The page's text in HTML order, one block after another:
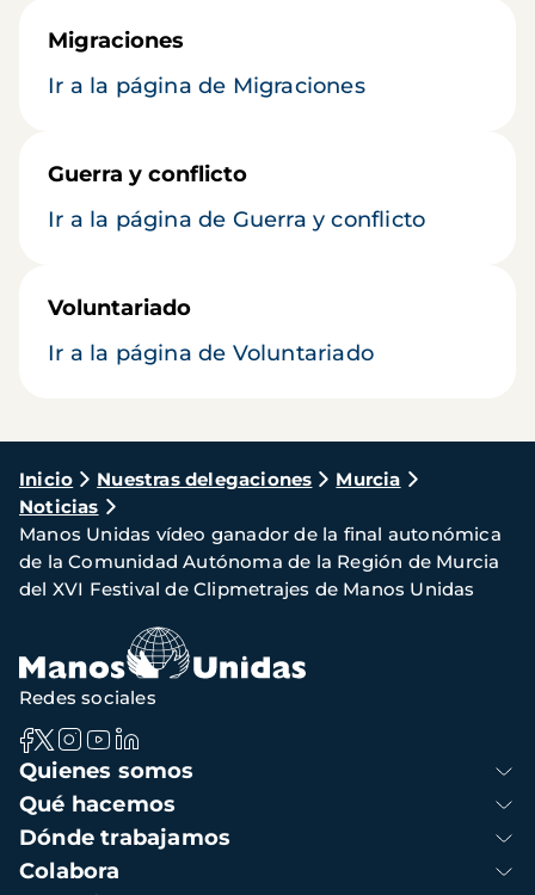
Migraciones
Ir a la página de Migraciones
Guerra y conflicto
Ir a la página de Guerra y conflicto
Voluntariado
Ir a la página de Voluntariado
Ruta
de
navegación
Inicio Nuestras delegaciones
Murcia
Noticias
Manos Unidas vídeo ganador de la final autonómica
de la Comunidad Autónoma de la Región de Murcia
del XVI Festival de Clipmetrajes de Manos Unidas
Navegación
principal
Quienes somos
Qué hacemos
Dónde trabajamos
Colabora
Redes sociales